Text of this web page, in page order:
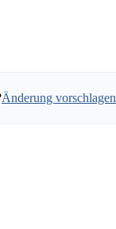
Änderung vorschlagen